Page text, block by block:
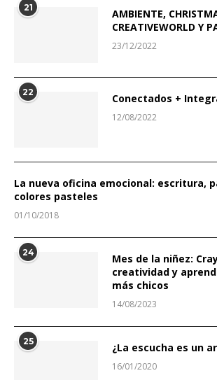
21
AMBIENTE,
CREATIVEWORLD Y
23/12/2022
22 Conectados +
12/08/2022
La nueva oficina emocional: escritura,
colores pasteles
01/10/2018
24
Mes de la niñez:
creatividad y
más chicos
14/08/2023
25 ¿La escucha es un
16/01/2020